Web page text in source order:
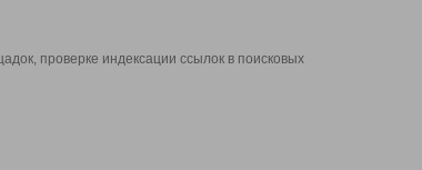
проверке индексации ссылок в поисковых